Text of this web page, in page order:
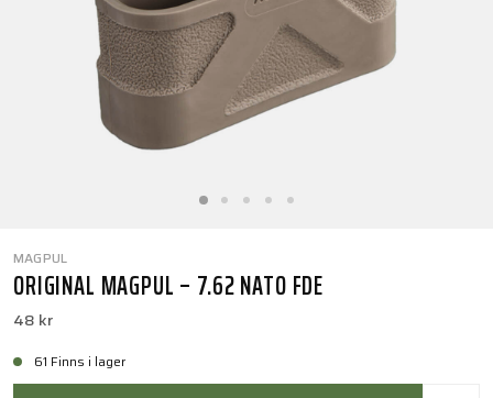
MAGPUL
ORIGINAL MAGPUL – 7.62 NATO FDE
48 kr
61 Finns i lager